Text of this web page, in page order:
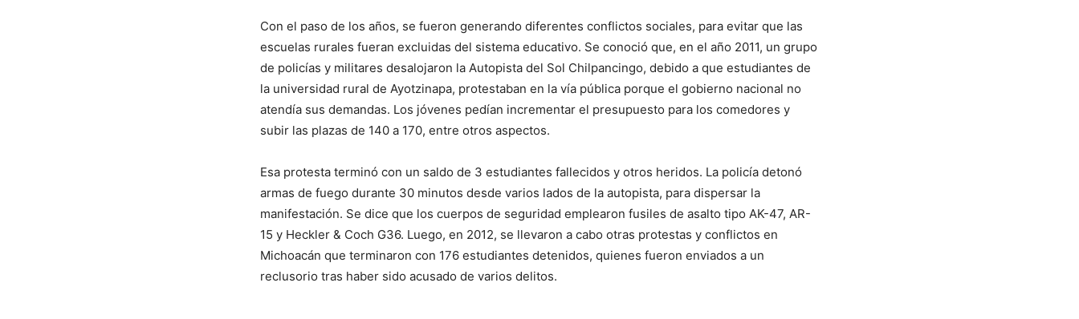
Con el paso de los años, se fueron generando diferentes conflictos sociales, para evitar que las
escuelas rurales fueran excluidas del sistema educativo. Se conoció que, en el año 2011, un grupo
de policías y militares desalojaron la Autopista del Sol Chilpancingo, debido a que estudiantes de
la universidad rural de Ayotzinapa, protestaban en la vía pública porque el gobierno nacional no
atendía sus demandas. Los jóvenes pedían incrementar el presupuesto para los comedores y
subir las plazas de 140 a 170, entre otros aspectos.
Esa protesta terminó con un saldo de 3 estudiantes fallecidos y otros heridos. La policía detonó
armas de fuego durante 30 minutos desde varios lados de la autopista, para dispersar la
manifestación. Se dice que los cuerpos de seguridad emplearon fusiles de asalto tipo AK-47, AR-
15 y Heckler & Coch G36. Luego, en 2012, se llevaron a cabo otras protestas y conflictos en
Michoacán que terminaron con 176 estudiantes detenidos, quienes fueron enviados a un
reclusorio tras haber sido acusado de varios delitos.